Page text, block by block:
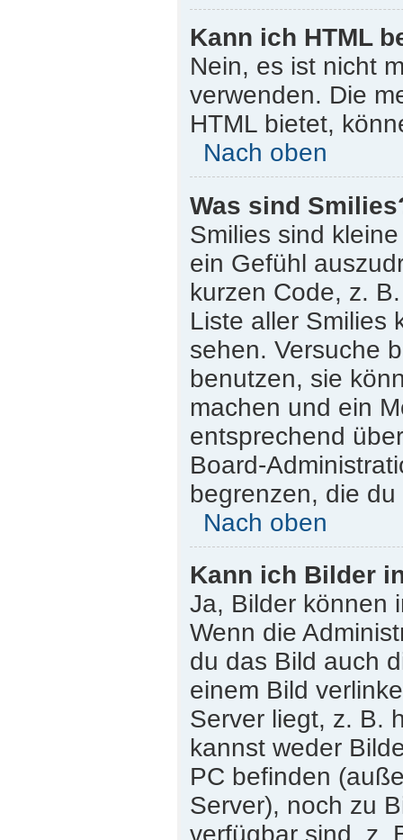
Kann ich HTML
Nein, es ist nicht
verwenden. Die
HTML bietet,
Nach oben
Was sind
Smilies sind
ein Gefühl
kurzen Code, z.
Liste aller Smilies
sehen. Versuche
benutzen, sie
machen und ein
entsprechend
Board-
begrenzen, die
Nach oben
Kann ich Bilder
Ja, Bilder können
Wenn die
du das Bild auch
einem Bild
Server liegt, z. B.
kannst weder
PC befinden
Server), noch zu
verfügbar sind, z.